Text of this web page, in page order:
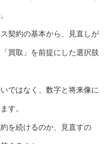
契約の基本から、見直しが
買取」を前提にした選択肢
ではなく、数字と将来像に
す。
を続けるのか、見直すの